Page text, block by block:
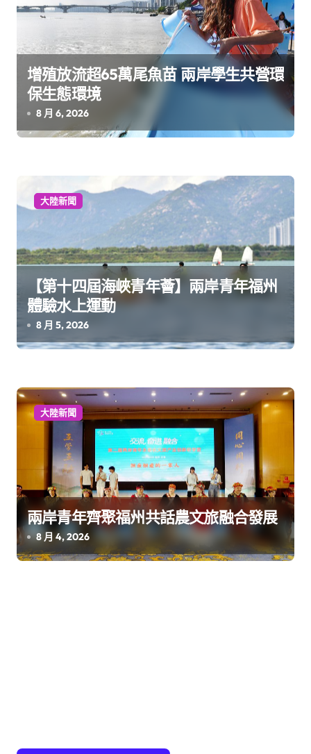
增殖放流超65萬尾魚苗 兩岸學生共營環
保生態環境
8 月 6, 2026
大陸新聞
【第十四屆海峽青年薈】兩岸青年福州
體驗水上運動
8 月 5, 2026
大陸新聞
兩岸青年齊聚福州共話農文旅融合發展
8 月 4, 2026